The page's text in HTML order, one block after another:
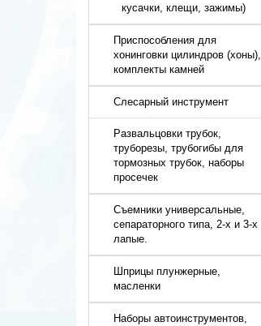
кусачки, клещи, зажимы)
Приспособления для
хонинговки цилиндров (хоны),
комплекты камней
Слесарный инструмент
Развальцовки трубок,
труборезы, трубогибы для
тормозных трубок, наборы
просечек
Съемники универсальные,
сепараторного типа, 2-х и 3-х
лапые.
Шприцы плунжерные,
масленки
Наборы автоинструментов,